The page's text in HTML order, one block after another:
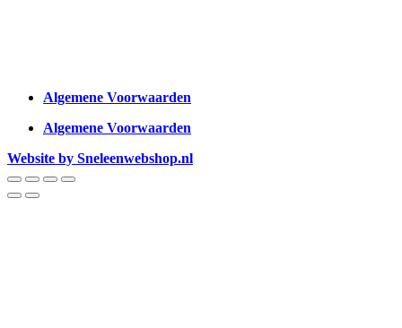
Algemene Voorwaarden
Algemene Voorwaarden
Website by Sneleenwebshop.nl